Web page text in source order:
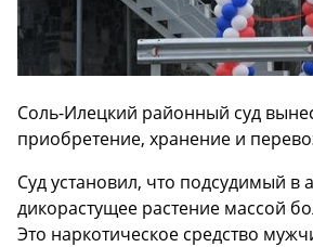
Соль-Илецкий районный суд
приобретение, хранение и
Суд установил, что подсудимый в
дикорастущее растение массой
Это наркотическое средство